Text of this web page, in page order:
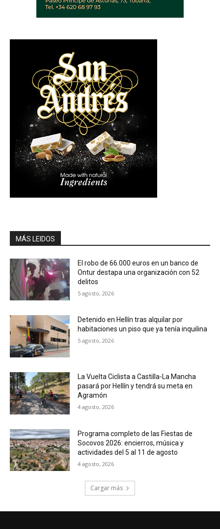
MÁS LEIDOS
El robo de 66.000 euros en un banco de
Ontur destapa una organización con 52
delitos
5 agosto, 2026
Detenido en Hellín tras alquilar por
habitaciones un piso que ya tenía inquilina
5 agosto, 2026
La Vuelta Ciclista a Castilla-La Mancha
pasará por Hellín y tendrá su meta en
Agramón
4 agosto, 2026
Programa completo de las Fiestas de
Socovos 2026: encierros, música y
actividades del 5 al 11 de agosto
4 agosto, 2026
Cargar más